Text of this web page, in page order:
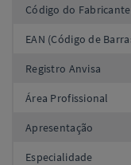
Código do Fabricante
EAN (Código de
Registro Anvisa
Área Profissional
Apresentação
Especialidade